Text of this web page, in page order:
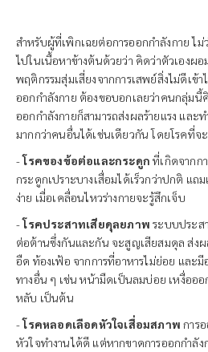
สำหรับผู้ที่เพิกเฉยต่อการออกกำลังกาย ไ
ไปในเนื้อหาข้างต้นด้วยว่า คิดว่าตัวเองผ
พฤติกรรมสุ่มเสี่ยงจากการเสพย์สิ่งไม่ดีเข้า
ออกกำลังกาย ต้องขอบอกเลยว่าคนกลุ่มนี้
ออกกำลังกายก็สามารถส่งผลร้ายแรง และ
มากกว่าคนอื่นได้เช่นเดียวกัน โดยโรคที่จ
-โรคของข้อต่อและกระดูก ที่เกิดจากก
กระดูกเปราะบางเสื่อมได้เร็วกว่าปกติ แ
ง่าย เมื่อเคลื่อนไหวร่างกายจะรู้สึกเจ็บ
-โรคประสาทเสียดุลยภาพ ระบบประส
ต่อต้านซึ่งกันและกัน จะสูญเสียสมดุล ส่งผ
อืด ท้องเฟ้อ จากการที่อาหารไม่ย่อย และมี
ทางอื่น ๆ เช่น หน้ามืดเป็นลมบ่อย เหงื่ออ
หลับ เป็นต้น
-โรคหลอดเลือดหัวใจเสื่อมสภาพการ
หัวใจทำงานได้ดี แต่หากขาดการออกกำลั